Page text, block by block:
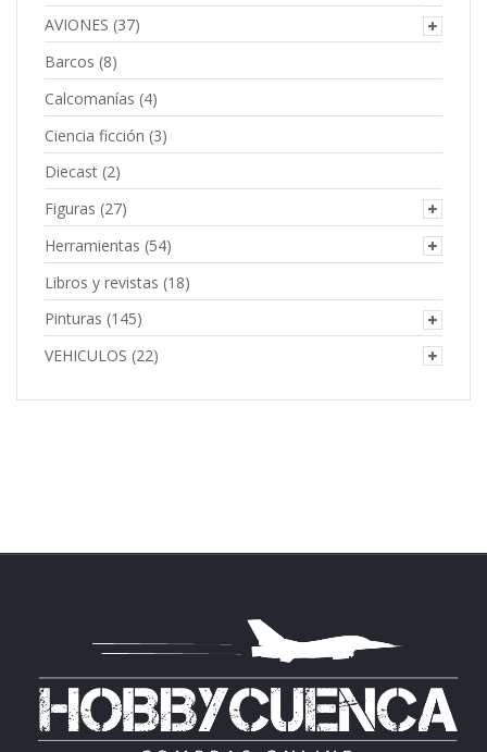
AVIONES (37)
Barcos (8)
Calcomanías (4)
Ciencia ficción (3)
Diecast (2)
Figuras (27)
Herramientas (54)
Libros y revistas (18)
Pinturas (145)
VEHICULOS (22)